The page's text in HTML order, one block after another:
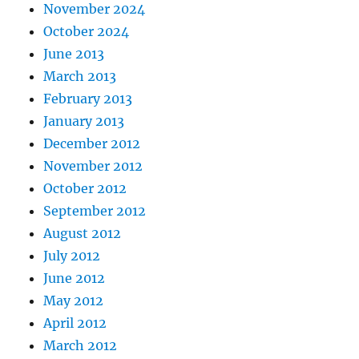
November 2024
October 2024
June 2013
March 2013
February 2013
January 2013
December 2012
November 2012
October 2012
September 2012
August 2012
July 2012
June 2012
May 2012
April 2012
March 2012